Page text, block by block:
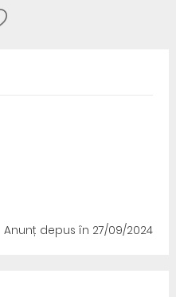
Anunț depusîn 27/09/2024